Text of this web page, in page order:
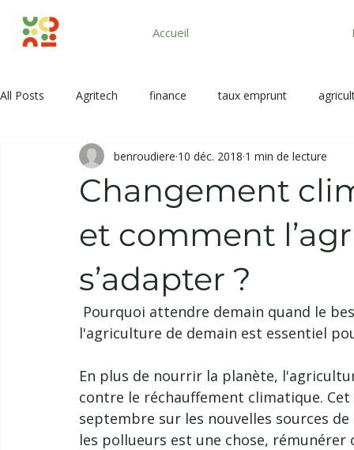
Accueil
All Posts Agritech finance taux emprunt
Changement
et comment
s’adapter ?
benroudiere 10 déc. 2018 1 min de lecture
l'agriculture de demain est essentiel
En plus de nourrir la planète,
contre le réchauffement climatique.
septembre sur les nouvelles sources
les pollueurs est une chose,